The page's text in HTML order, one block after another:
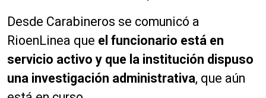
Desde Carabineros se comunicó a
RioenLinea que el funcionario está en
servicio activo y que la institución dispuso
una investigación administrativa, que aún